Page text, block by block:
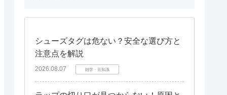
シューズタグは危ない？安全な選び方と
注意点を解説
2026.08.07 雑学・豆知識